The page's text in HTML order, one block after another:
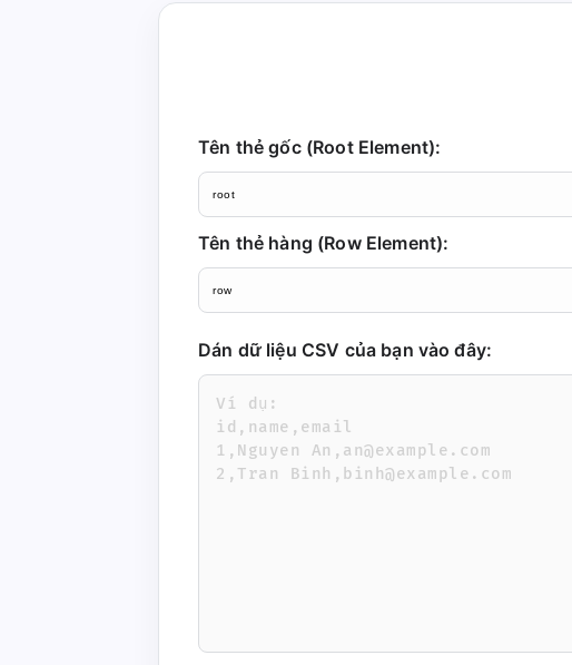
Tên thẻ gốc (Root Element):
Tên thẻ hàng (Row Element):
Dán dữ liệu CSV của bạn vào đây: